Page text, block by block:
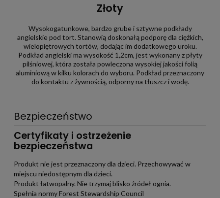
Złoty
Wysokogatunkowe, bardzo grube i sztywne podkłady
angielskie pod tort. Stanowią doskonałą podporę dla ciężkich,
wielopiętrowych tortów, dodając im dodatkowego uroku.
Podkład angielski ma wysokość 1,2cm, jest wykonany z płyty
pilśniowej, która została powleczona wysokiej jakości folią
aluminiową w kilku kolorach do wyboru. Podkład przeznaczony
do kontaktu z żywnością, odporny na tłuszcz i wodę.
Bezpieczeństwo
Certyfikaty i ostrzeżenie
bezpieczeństwa
Produkt nie jest przeznaczony dla dzieci. Przechowywać w
miejscu niedostępnym dla dzieci.
Produkt łatwopalny. Nie trzymaj blisko źródeł ognia.
Spełnia normy Forest Stewardship Council